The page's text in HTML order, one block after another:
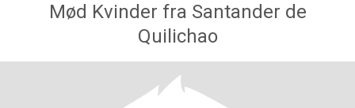
Mød Kvinder fra Santander de
Quilichao